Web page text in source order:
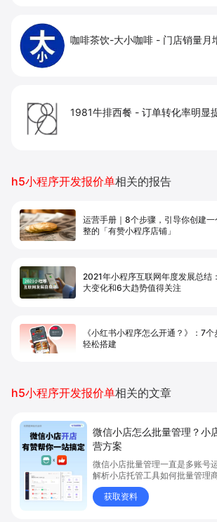
咖啡茶饮-大小咖啡 - 门店销量月
1981牛排西餐 - 订单转化率明显
h5小程序开发报价单相关的报告
运营手册｜8个步骤，引导你创建⼀
整的「有赞⼩程序店铺」
2021年小程序互联网年度发展总结
大变化和6大趋势值得关注
《小红书小程序怎么开通？》：7个
轻松搭建
h5小程序开发报价单相关的文章
微信小店怎么批量管理？小
营方案
微信小店批量管理一直是多账号
解析小店托管工具如何批量管理
多账号微信小店。通过智能同步
销玩法，全面提升门店管理效率
量管理、高效托管的实用方案！
获取资料